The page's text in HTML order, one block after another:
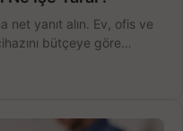
net yanıt alın. Ev, ofis ve
bütçeye göre